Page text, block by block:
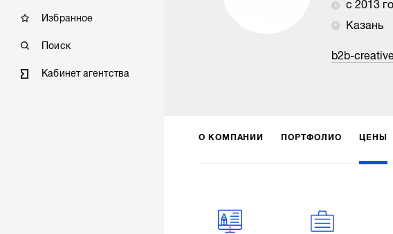
Избранное
Поиск
Кабинет агентства
с 2013
Казань
b2b-
О КОМПАНИИ ПОРТФОЛИО ЦЕНЫ